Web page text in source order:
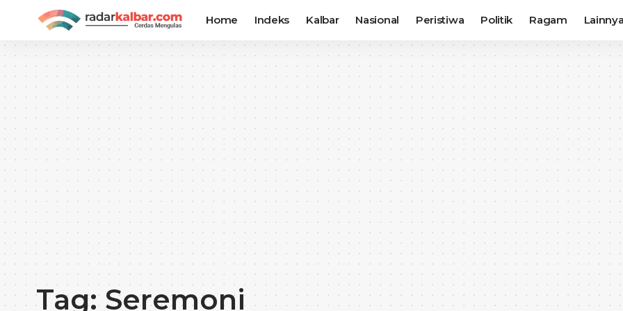
Home Indeks Kalbar Nasional Peristiwa Politik Ragam
Tag:Seremoni